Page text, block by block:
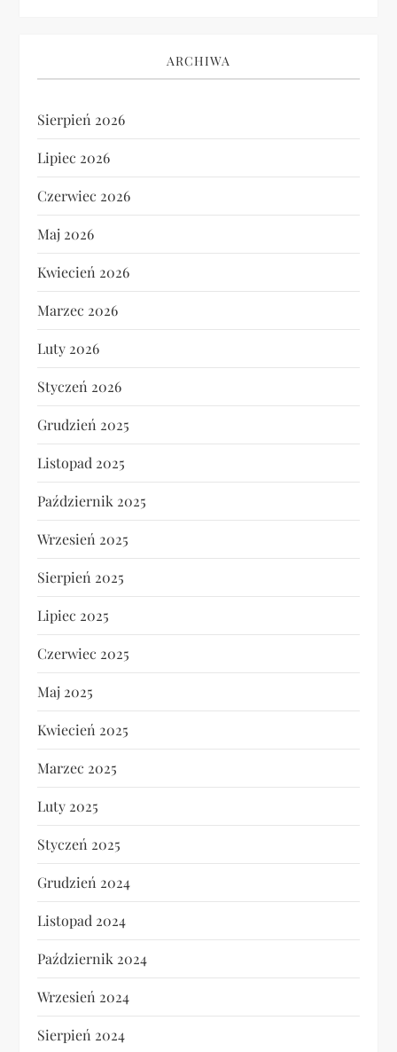
ARCHIWA
Sierpień 2026
Lipiec 2026
Czerwiec 2026
Maj 2026
Kwiecień 2026
Marzec 2026
Luty 2026
Styczeń 2026
Grudzień 2025
Listopad 2025
Październik 2025
Wrzesień 2025
Sierpień 2025
Lipiec 2025
Czerwiec 2025
Maj 2025
Kwiecień 2025
Marzec 2025
Luty 2025
Styczeń 2025
Grudzień 2024
Listopad 2024
Październik 2024
Wrzesień 2024
Sierpień 2024